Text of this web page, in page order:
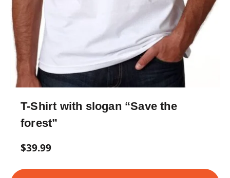
T-Shirt with slogan “Save the
forest”
$39.99